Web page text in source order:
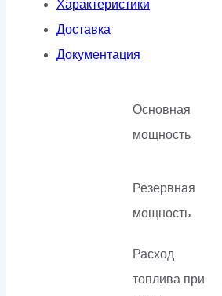
кожухе
Характеристики
Доставка
Документация
Основная
мощность
Резервная
мощность
Расход
топлива при